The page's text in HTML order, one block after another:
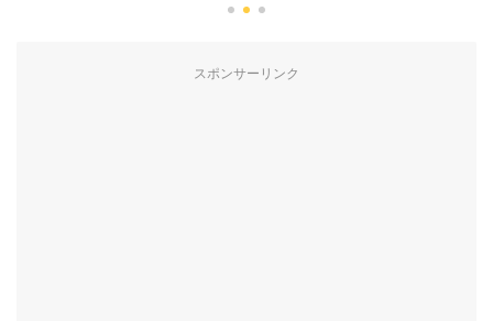
スポンサーリンク